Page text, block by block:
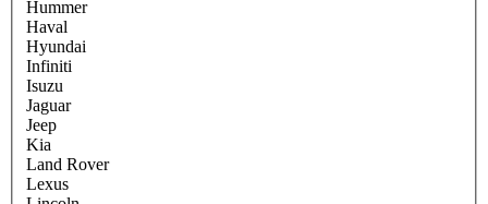
Hummer
Haval
Hyundai
Infiniti
Isuzu
Jaguar
Jeep
Kia
Land Rover
Lexus